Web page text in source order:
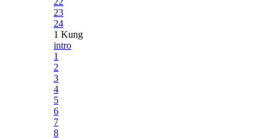
23
24
1 Kung
intro
1
2
3
4
5
6
7
8